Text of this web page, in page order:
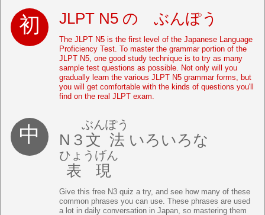
JLPT N5 の ぶんぽう
The JLPT N5 is the first level of the Japanese Language
Proficiency Test. To master the grammar portion of the
JLPT N5, one good study technique is to try as many
sample test questions as possible. Not only will you
gradually learn the various JLPT N5 grammar forms, but
you will get comfortable with the kinds of questions you'll
find on the real JLPT exam.
N３ 文法
ぶんぽう
いろいろな
表現
ひょうげん
Give this free N3 quiz a try, and see how many of these
common phrases you can use. These phrases are used
a lot in daily conversation in Japan, so mastering them